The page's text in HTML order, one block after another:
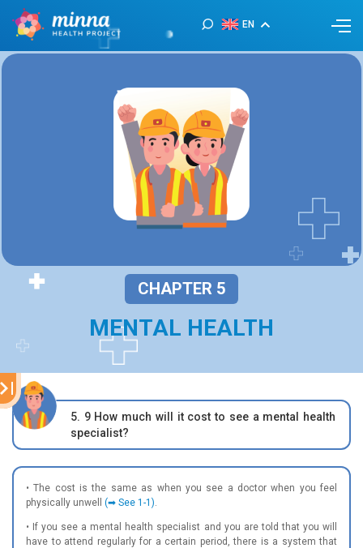
EN
CHAPTER 5
MENTAL HEALTH
5. 9 How much will it cost to see a mental health
specialist?
• The cost is the same as when you see a doctor when you feel
physically unwell
(➡ See 1-1).
• If you see a mental health specialist and you are told that you will
have to attend regularly for a certain period, there is a system that